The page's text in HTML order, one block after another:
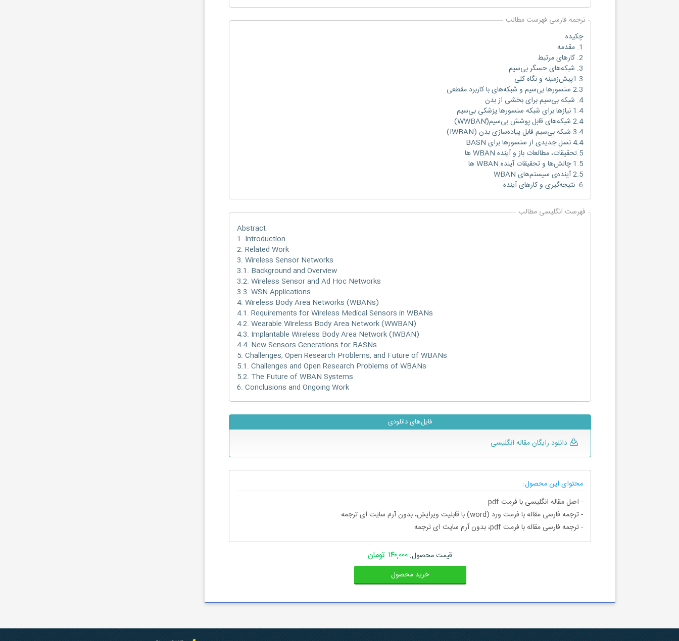
ترجمه فارسی فهرست مطالب
چکیده
1. مقدمه
2. کارهای مرتبط
3. شبکه‌های حسگر بی‌سیم
1.3پیش‌زمینه و نگاه کلی
2.3 سنسورها بی‌سیم و شبکه‌های با کاربرد مقطعی
4. شبکه بی‌سیم برای بخشی از بدن
1.4 نیازها برای شبکه سنسورها پزشکی بی‌سیم
2.4 شبکه‌های قابل پوشش بی‌سیم(ٌWWBAN)
3.4 شبکه بی‌سیم قابل پیاده‌سازی بدن (IWBAN)
4.4 نسل جدیدی از سنسورها برای BASN
5.تحقیقات، مطالعات باز و آینده WBAN ها
1.5 چالش‌ها و تحقیقات آینده WBAN ها
2.5 آینده‌ی سیستم‌های WBAN
6. نتیجه‌گیری و کارهای آینده
فهرست انگلیسی مطالب
Abstract
1. Introduction
2. Related Work
3. Wireless Sensor Networks
3.1. Background and Overview
3.2. Wireless Sensor and Ad Hoc Networks
3.3. WSN Applications
4. Wireless Body Area Networks (WBANs)
4.1. Requirements for Wireless Medical Sensors in WBANs
4.2. Wearable Wireless Body Area Network (WWBAN)
4.3. Implantable Wireless Body Area Network (IWBAN)
4.4. New Sensors Generations for BASNs
5. Challenges, Open Research Problems, and Future of WBANs
5.1. Challenges and Open Research Problems of WBANs
5.2. The Future of WBAN Systems
6. Conclusions and Ongoing Work
فایل‌های دانلودی
دانلود رایگان مقاله انگلیسی
محتوای این محصول:
- اصل مقاله انگلیسی با فرمت pdf
- ترجمه فارسی مقاله با فرمت ورد (word) با قابلیت ویرایش، بدون آرم سایت ای ترجمه
- ترجمه فارسی مقاله با فرمت pdf، بدون آرم سایت ای ترجمه
قیمت محصول: ۱۴۰,۰۰۰ تومان
خرید محصول